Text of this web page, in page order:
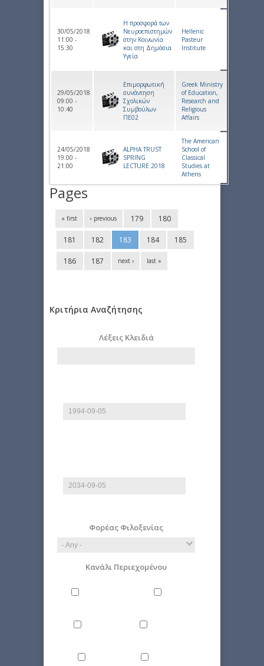
30/05/2018
11:00 -
15:30
Η προσφορά των
Νευροεπιστημών
στην Κοινωνία
και στη Δημόσια
Υγεία
Hellenic
Pasteur
Institute
29/05/2018
09:00 -
10:40
Επιμορφωτική
συνάντηση
Σχολικών
Συμβούλων
ΠΕ02
Greek Ministry
of Education,
Research and
Religious
Affairs
24/05/2018
19:00 -
21:00
ALPHA TRUST
SPRING
LECTURE 2018
The American
School of
Classical
Studies at
Athens
Pages
« first ‹ previous 179 180
181 182 183 184 185
186 187 next › last »
Κριτήρια Αναζήτησης
Λέξεις Κλειδιά
Φορέας Φιλοξενίας
Κανάλι Περιεχομένου